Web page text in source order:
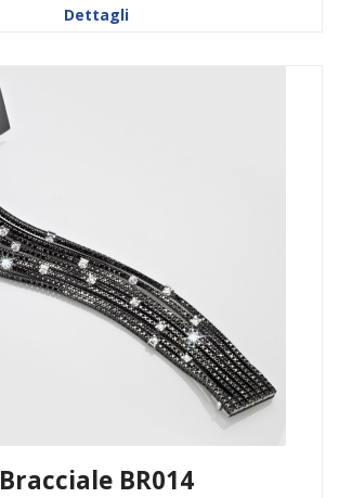
Dettagli
Bracciale BR014